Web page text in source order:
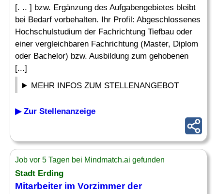
[. .. ] bzw. Ergänzung des Aufgabengebietes bleibt
bei Bedarf vorbehalten. Ihr Profil: Abgeschlossenes
Hochschulstudium der Fachrichtung Tiefbau oder
einer vergleichbaren Fachrichtung (Master, Diplom
oder Bachelor) bzw. Ausbildung zum gehobenen
[...]
MEHR INFOS ZUM STELLENANGEBOT
▶ Zur Stellenanzeige
Job vor 5 Tagen bei Mindmatch.ai gefunden
Stadt Erding
Mitarbeiter im Vorzimmer der